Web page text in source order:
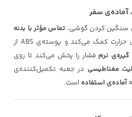
سفر
سنگین کردن گوشی، تماس مؤثر با بدنه
ایجاد می‌کند. فریم آلومینیومی به انتقال حرارت کمک می‌کند و پوسته‌ی ABS از
گیره‌ی نرمفشار را پخش می‌کند تا روی
مغناطیسی در جعبه تکمیل‌کننده‌ی
آماده‌ی استفاده است.